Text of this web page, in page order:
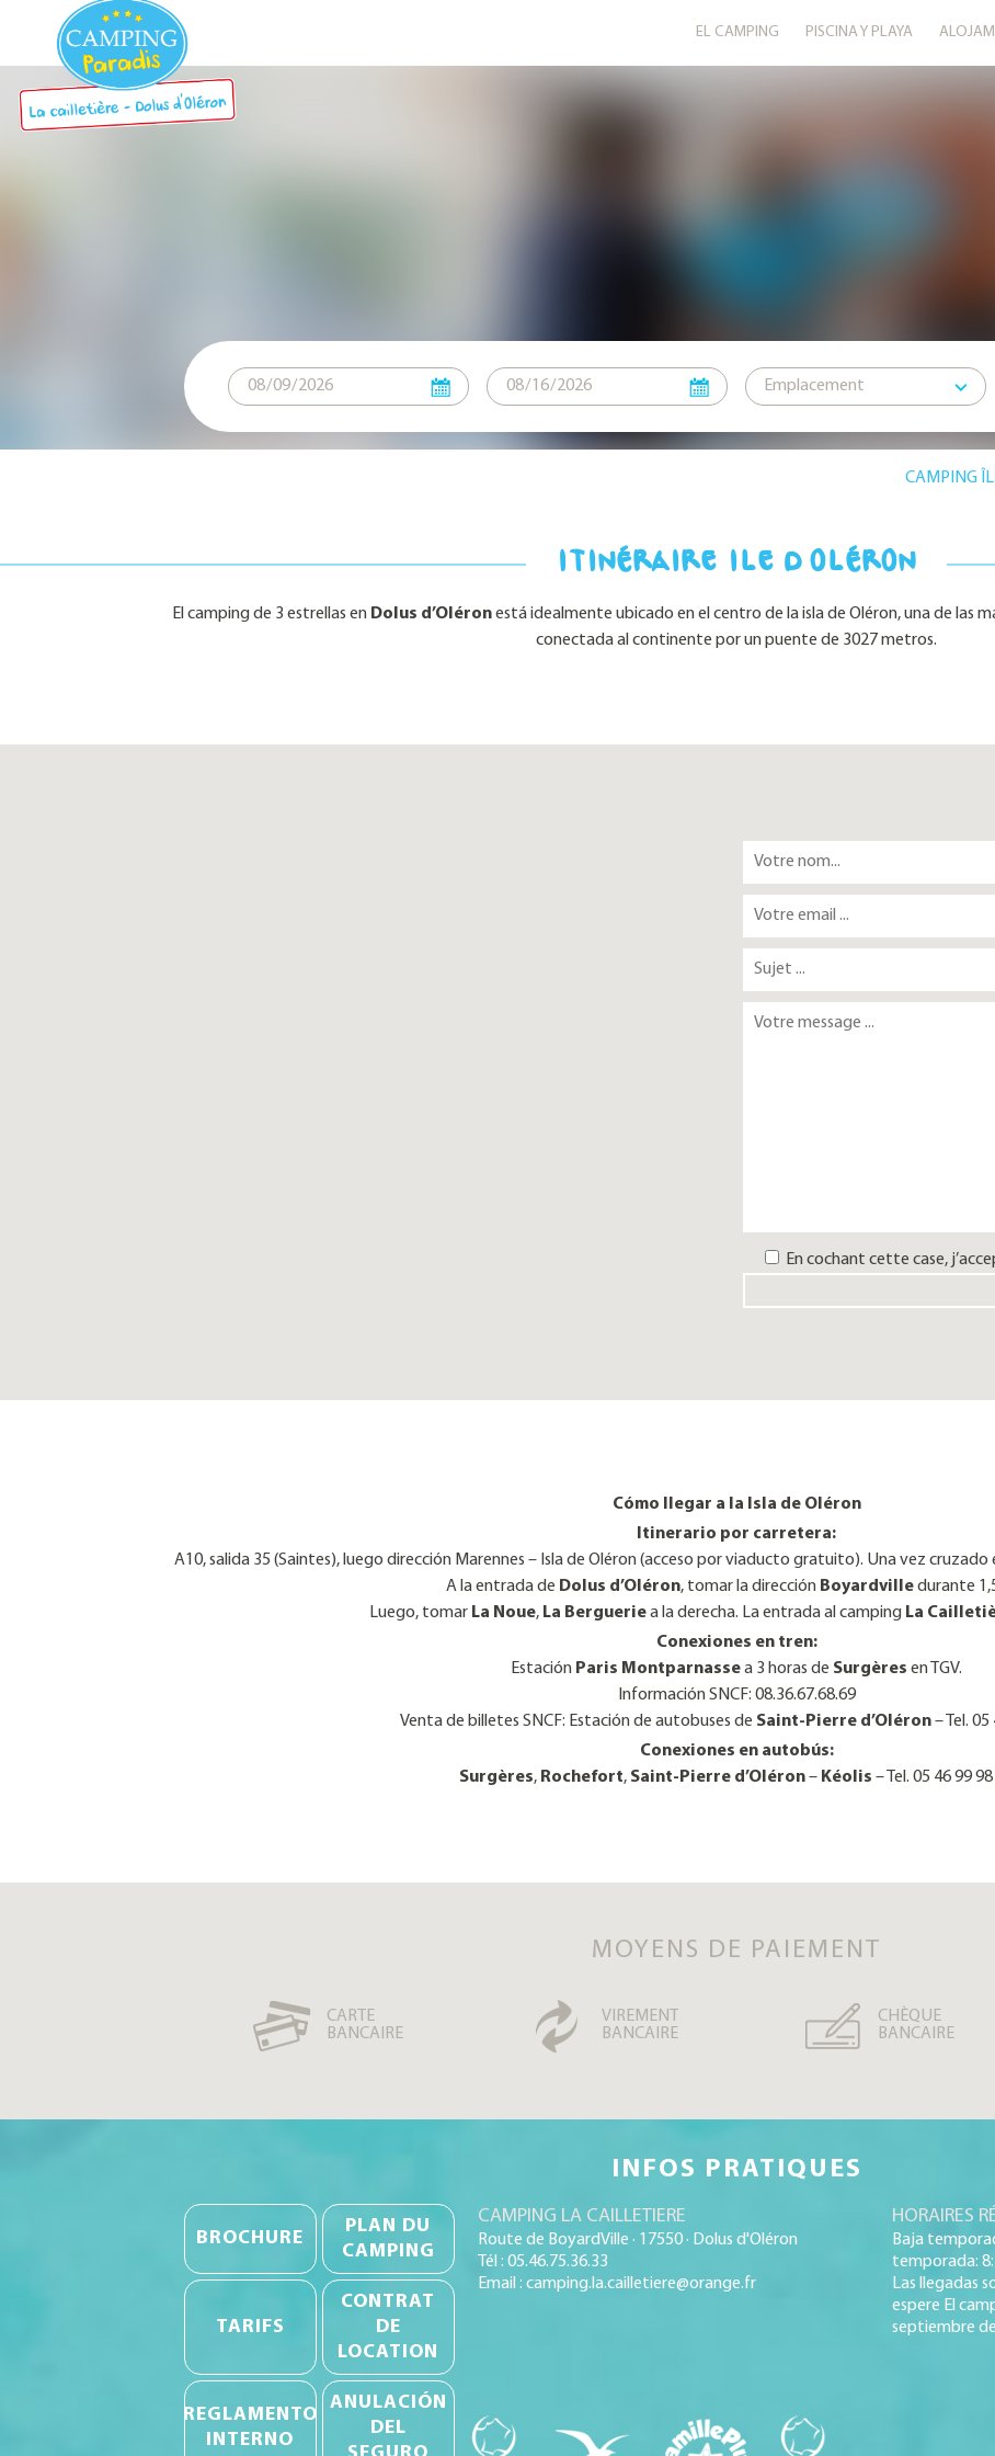
EL CAMPING PISCINA Y PLAYA
CAMPING
ITINÉRAIRE ILE D'OLÉRON
El camping de 3 estrellas en Dolus d’Oléronestá idealmente ubicado en el centro de la isla de Oléron, una de las
conectada al continente por un puente de 3027 metros.
En cochant cette case,
Cómo llegar a la Isla de Oléron
Itinerario por carretera:
A10, salida 35 (Saintes), luego dirección Marennes – Isla de Oléron (acceso por viaducto gratuito). Una vez
A la entrada de Dolus d’Oléron, tomar la dirección Boyardvilledurante
Luego, tomar La Noue, La Bergueriea la derecha. La entrada al camping La
Conexiones en tren:
Estación Paris Montparnassea 3 horas de Surgères en TGV.
Información SNCF: 08.36.67.68.69
Venta de billetes SNCF: Estación de autobuses de Saint-Pierre d’Oléron– Tel. 05
Conexiones en autobús:
Surgères, Rochefort, Saint-Pierre d’Oléron– Kéolis – Tel. 05 46 99
MOYENS DE PAIEMENT
CARTE
BANCAIRE
VIREMENT
BANCAIRE
CHÈQUE
BANCAIRE
INFOS PRATIQUES
BROCHURE
PLAN DU
CAMPING
TARIFS
CONTRAT
DE
LOCATION
REGLAMENTO
INTERNO
ANULACIÓN
DEL
CAMPING LA CAILLETIERE
Route de BoyardVille · 17550 · Dolus d'Oléron
Tél : 05.46.75.36.33
Email : camping.la.cailletiere@orange.fr
HORAIRES
Baja
temporada:
Las llegadas
espere El
septiembre